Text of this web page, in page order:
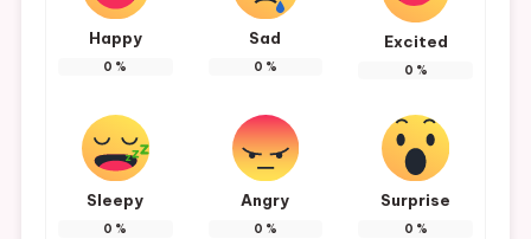
Happy
0 %
Sad
0 %
Excited
0 %
Sleepy
0 %
Angry
0 %
Surprise
0 %